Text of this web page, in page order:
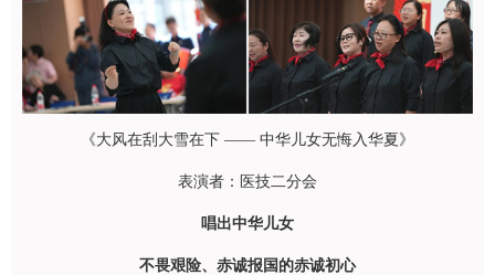
《大风在刮大雪在下 —— 中华儿女无悔入华夏》
表演者：医技二分会
唱出中华儿女
不畏艰险、赤诚报国的赤诚初心